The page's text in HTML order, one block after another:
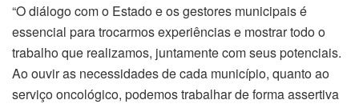
“O diálogo com o Estado e os gestores municipais é
essencial para trocarmos experiências e mostrar todo o
trabalho que realizamos, juntamente com seus potenciais.
Ao ouvir as necessidades de cada município, quanto ao
serviço oncológico, podemos trabalhar de forma assertiva